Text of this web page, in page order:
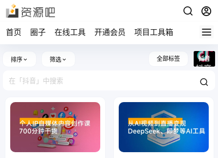
首页 圈子 在线工具 开通会员 项目工具箱
排序 筛选 全部标签 抖音